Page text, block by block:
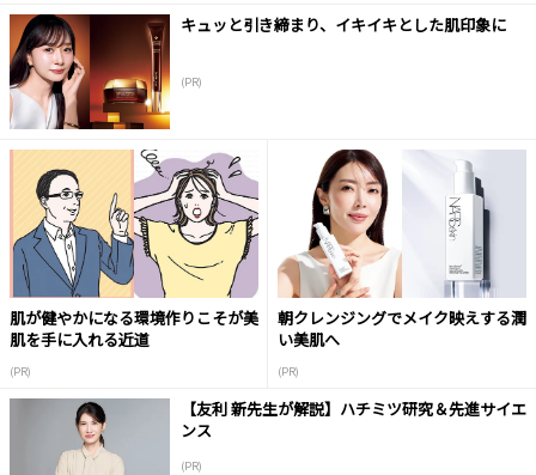
キュッと引き締まり、イキイキとした肌印象に
(PR)
肌が健やかになる環境作りこそが美
肌を手に入れる近道
(PR)
朝クレンジングでメイク映えする潤
い美肌へ
(PR)
【友利 新先生が解説】ハチミツ研究＆先進サイエ
ンス
(PR)